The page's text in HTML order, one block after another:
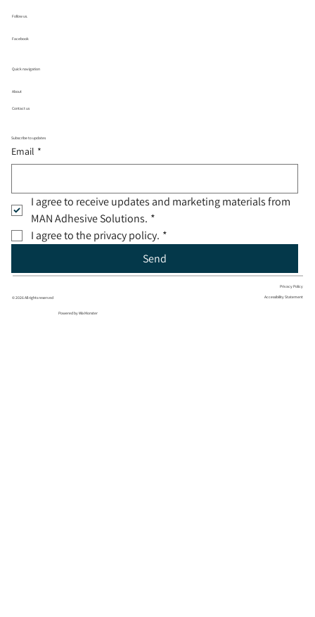
Quick navigation
About
Contact us
Follow us.
Facebook
Subscribe to updates
Email *
I agree to receive updates and marketing materials from
MAN Adhesive Solutions. *
I agree to the privacy policy. *
Send
© 2026 All rights reserved
Privacy Policy
Accessibility Statement
Powered by Wix Monster